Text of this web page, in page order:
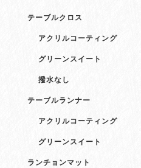
テーブルクロス
アクリルコーティング
グリーンスイート
撥水なし
テーブルランナー
アクリルコーティング
グリーンスイート
ランチョンマット